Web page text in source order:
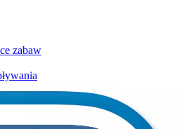
zabaw